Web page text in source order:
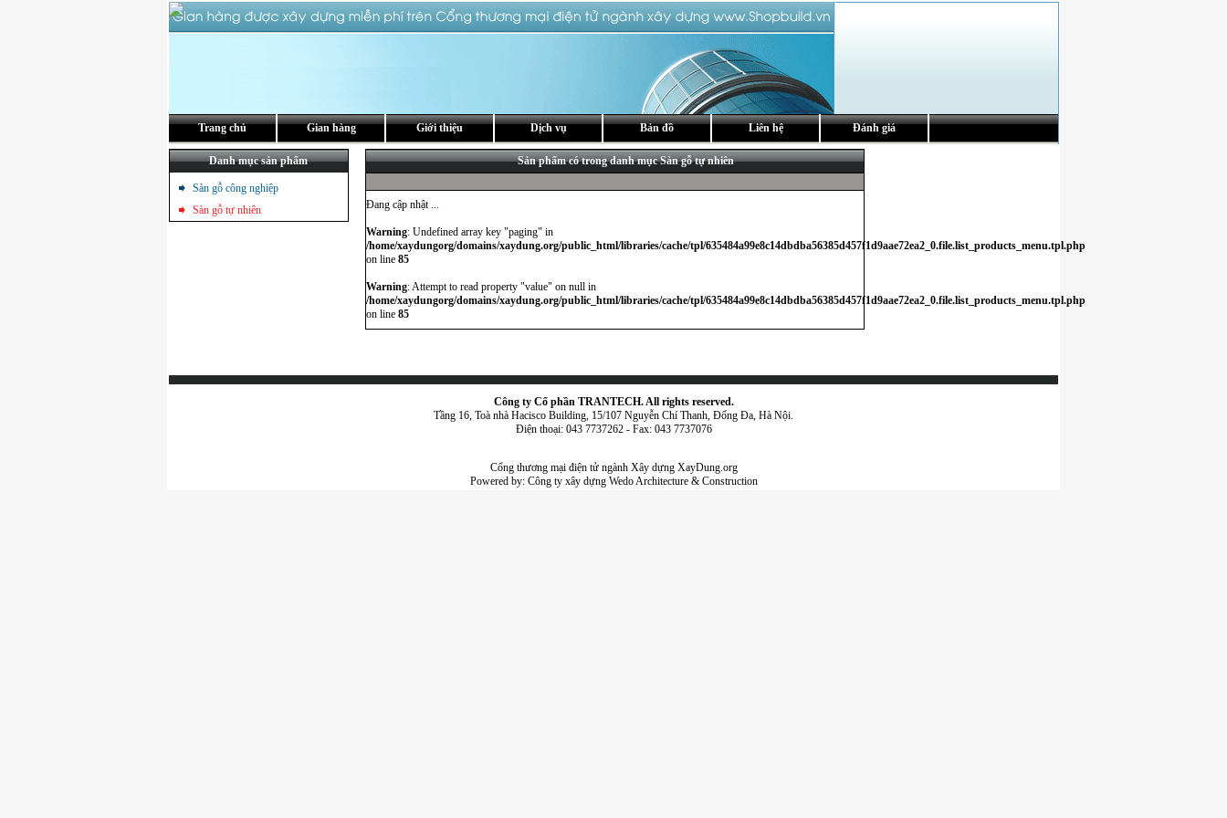
Trang chủ Gian hàng Giới thiệu Dịch vụ Bản đồ Liên hệ Đánh giá
Danh mục sản phẩm
Sàn gỗ công nghiệp
Sàn gỗ tự nhiên
Sản phẩm có trong danh mục Sàn gỗ tự nhiên
Đang cập nhật ...
Warning: Undefined array key "paging" in
/home/xaydungorg/domains/xaydung.org/public_html/libraries/cache/tpl/635484a99e8c14dbdba56385d457f1d9aae72ea2_0.file.list_products_menu.tpl.php
on line 85
Warning: Attempt to read property "value" on null in
/home/xaydungorg/domains/xaydung.org/public_html/libraries/cache/tpl/635484a99e8c14dbdba56385d457f1d9aae72ea2_0.file.list_products_menu.tpl.php
on line 85
Công ty Cổ phần TRANTECH. All rights reserved.
Tầng 16, Toà nhà Hacisco Building, 15/107 Nguyễn Chí Thanh, Đống Đa, Hà Nội.
Điện thoại: 043 7737262 - Fax: 043 7737076
Cổng thương mại điện tử ngành Xây dựng XayDung.org
Powered by: Công ty xây dựngWedo Architecture & Construction